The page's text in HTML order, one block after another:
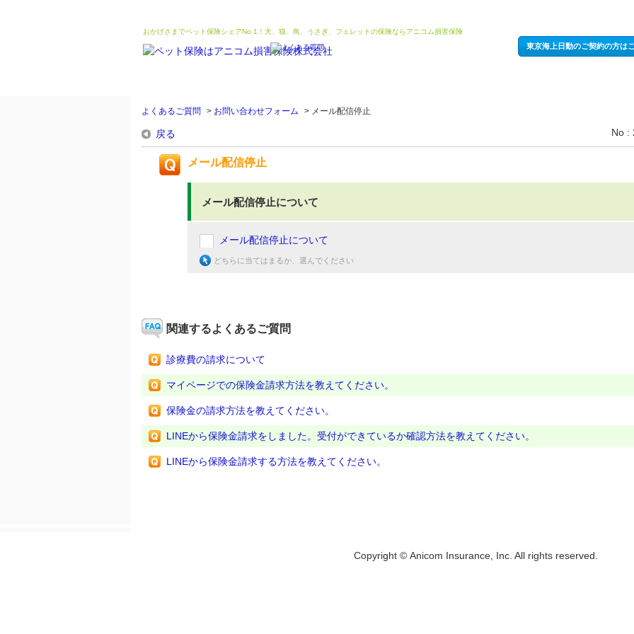
おかげさまでペット保険シェアNo.1！犬、猫、鳥、うさぎ、フェレットの保険ならアニコム損害保険
東京海上日動のご契約の方は
よくあるご質問 > お問い合わせフォーム > メール配信停止
戻る No :
メール配信停止
メール配信停止について
メール配信停止について
どちらに当てはまるか、選んでください
関連するよくあるご質問
診療費の請求について
マイページでの保険金請求方法を教えてください。
保険金の請求方法を教えてください。
LINEから保険金請求をしました。受付ができているか確認方法を教えてください。
LINEから保険金請求する方法を教えてください。
Copyright © Anicom Insurance, Inc. All rights reserved.